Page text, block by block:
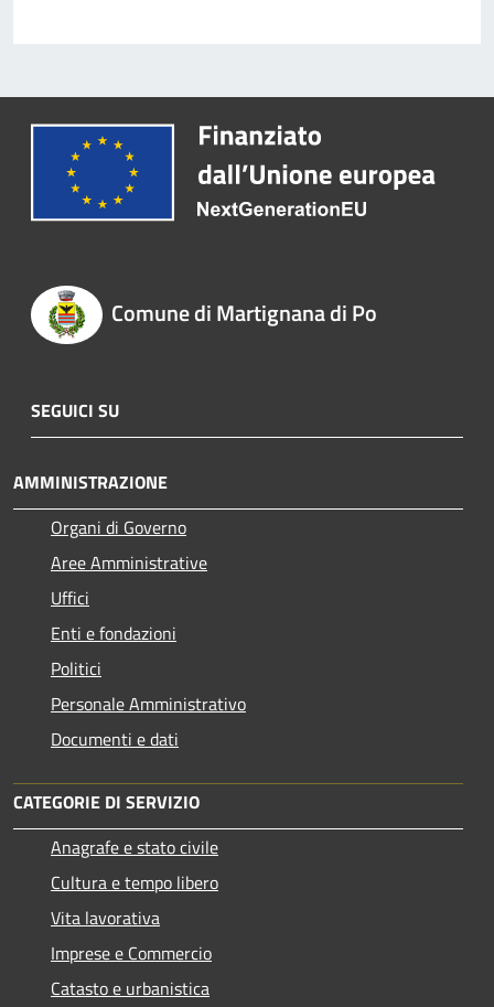
Comune di Martignana di Po
SEGUICI SU
AMMINISTRAZIONE
Organi di Governo
Aree Amministrative
Uffici
Enti e fondazioni
Politici
Personale Amministrativo
Documenti e dati
CATEGORIE DI SERVIZIO
Anagrafe e stato civile
Cultura e tempo libero
Vita lavorativa
Imprese e Commercio
Catasto e urbanistica